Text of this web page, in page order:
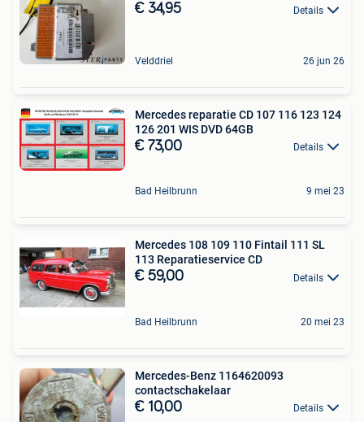
€ 34,95 Details
Velddriel 26 jun 26
Mercedes reparatie CD 107 116 123 124
126 201 WIS DVD 64GB
€ 73,00 Details
Bad Heilbrunn 9 mei 23
Mercedes 108 109 110 Fintail 111 SL
113 Reparatieservice CD
€ 59,00 Details
Bad Heilbrunn 20 mei 23
Mercedes-Benz 1164620093
contactschakelaar
€ 10,00 Details